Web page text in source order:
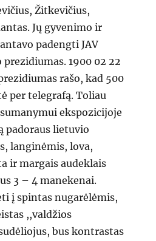
Žitkevičius,
Jų gyvenimo ir
padengti JAV
1900 02 22
rašo, kad 500
per telegrafą. Toliau
ekspozicijoje
padoraus lietuvio
langinėmis, lova,
ir margais audeklais
3 – 4 manekenai.
į spintas nugarėlėmis,
,,valdžios
bus kontrastas